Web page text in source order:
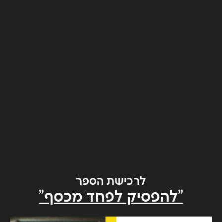
לרכישת הספר
"להפסיק לפחד מכסף"